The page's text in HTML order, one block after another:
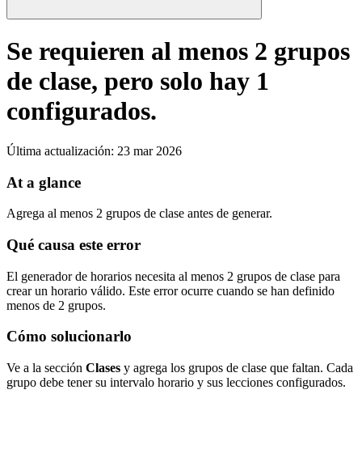
Se requieren al menos 2 grupos
de clase, pero solo hay 1
configurados.
Última actualización: 23 mar 2026
At a glance
Agrega al menos 2 grupos de clase antes de generar.
Qué causa este error
El generador de horarios necesita al menos 2 grupos de clase para
crear un horario válido. Este error ocurre cuando se han definido
menos de 2 grupos.
Cómo solucionarlo
Ve a la sección Clases y agrega los grupos de clase que faltan. Cada
grupo debe tener su intervalo horario y sus lecciones configurados.